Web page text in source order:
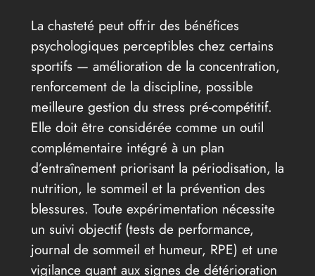
La chasteté peut offrir des bénéfices
psychologiques perceptibles chez certains
sportifs — amélioration de la concentration,
renforcement de la discipline, possible
meilleure gestion du stress pré-compétitif.
Elle doit être considérée comme un outil
complémentaire intégré à un plan
d’entraînement priorisant la périodisation, la
nutrition, le sommeil et la prévention des
blessures. Toute expérimentation nécessite
un suivi objectif (tests de performance,
journal de sommeil et humeur, RPE) et une
vigilance quant aux signes de détérioration